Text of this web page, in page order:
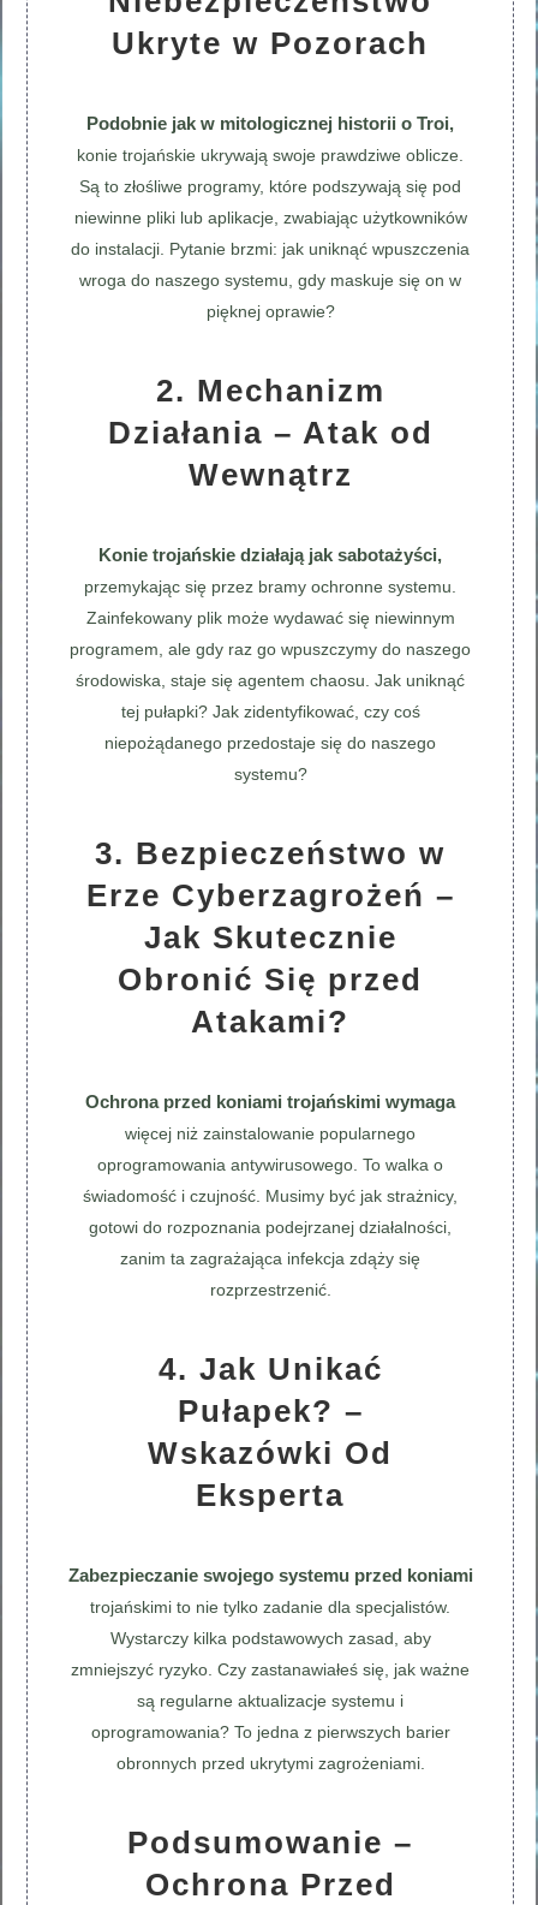
Ukryte w Pozorach
Podobnie jak w mitologicznej historii o Troi,
konie trojańskie ukrywają swoje prawdziwe oblicze.
Są to złośliwe programy, które podszywają się pod
niewinne pliki lub aplikacje, zwabiając użytkowników
do instalacji. Pytanie brzmi: jak uniknąć wpuszczenia
wroga do naszego systemu, gdy maskuje się on w
pięknej oprawie?
2. Mechanizm
Działania – Atak od
Wewnątrz
Konie trojańskie działają jak sabotażyści,
przemykając się przez bramy ochronne systemu.
Zainfekowany plik może wydawać się niewinnym
programem, ale gdy raz go wpuszczymy do naszego
środowiska, staje się agentem chaosu. Jak uniknąć
tej pułapki? Jak zidentyfikować, czy coś
niepożądanego przedostaje się do naszego
systemu?
3. Bezpieczeństwo w
Erze Cyberzagrożeń –
Jak Skutecznie
Obronić Się przed
Atakami?
Ochrona przed koniami trojańskimi wymaga
więcej niż zainstalowanie popularnego
oprogramowania antywirusowego. To walka o
świadomość i czujność. Musimy być jak strażnicy,
gotowi do rozpoznania podejrzanej działalności,
zanim ta zagrażająca infekcja zdąży się
rozprzestrzenić.
4. Jak Unikać
Pułapek? –
Wskazówki Od
Eksperta
Zabezpieczanie swojego systemu przed koniami
trojańskimi to nie tylko zadanie dla specjalistów.
Wystarczy kilka podstawowych zasad, aby
zmniejszyć ryzyko. Czy zastanawiałeś się, jak ważne
są regularne aktualizacje systemu i
oprogramowania? To jedna z pierwszych barier
obronnych przed ukrytymi zagrożeniami.
Podsumowanie –
Ochrona Przed